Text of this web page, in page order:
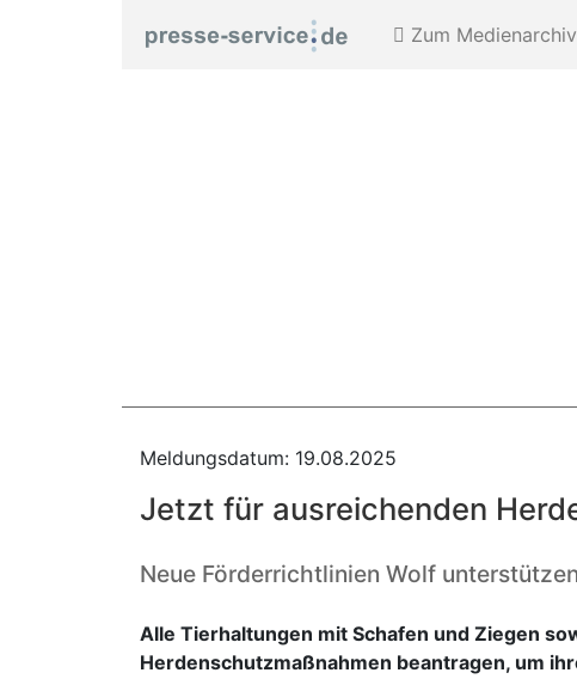
Zum Medienarchiv
Meldungsdatum: 19.08.2025
Jetzt für ausreichenden
Neue Förderrichtlinien Wolf
Alle Tierhaltungen mit Schafen und Ziegen
Herdenschutzmaßnahmen beantragen, um